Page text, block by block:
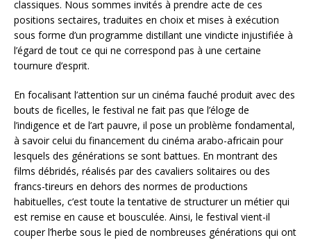
classiques. Nous sommes invités à prendre acte de ces
positions sectaires, traduites en choix et mises à exécution
sous forme d’un programme distillant une vindicte injustifiée à
l’égard de tout ce qui ne correspond pas à une certaine
tournure d’esprit.
En focalisant l’attention sur un cinéma fauché produit avec des
bouts de ficelles, le festival ne fait pas que l’éloge de
l’indigence et de l’art pauvre, il pose un problème fondamental,
à savoir celui du financement du cinéma arabo-africain pour
lesquels des générations se sont battues. En montrant des
films débridés, réalisés par des cavaliers solitaires ou des
francs-tireurs en dehors des normes de productions
habituelles, c’est toute la tentative de structurer un métier qui
est remise en cause et bousculée. Ainsi, le festival vient-il
couper l’herbe sous le pied de nombreuses générations qui ont